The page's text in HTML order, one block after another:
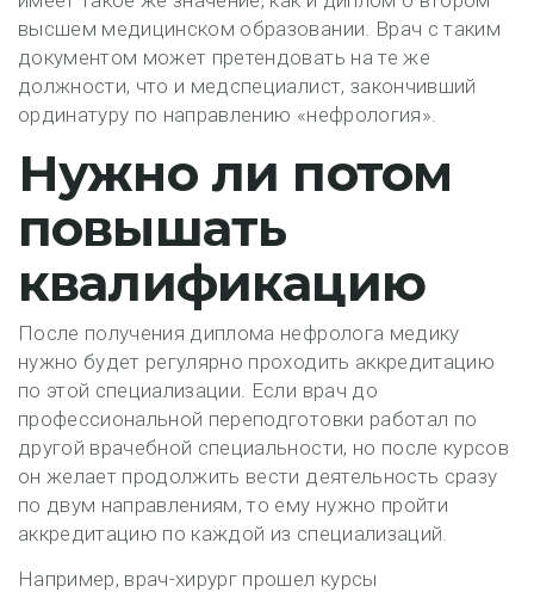
высшем медицинском образовании. Врач с таким
документом может претендовать на те же
должности, что и медспециалист, закончивший
ординатуру по направлению «нефрология».
Нужно ли потом
повышать
квалификацию
После получения диплома нефролога медику
нужно будет регулярно проходить аккредитацию
по этой специализации. Если врач до
профессиональной переподготовки работал по
другой врачебной специальности, но после курсов
он желает продолжить вести деятельность сразу
по двум направлениям, то ему нужно пройти
аккредитацию по каждой из специализаций.
Например, врач-хирург прошел курсы